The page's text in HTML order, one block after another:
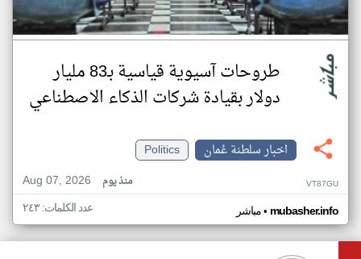
طروحات آسيوية قياسية بـ83 مليار
دولار بقيادة شركات الذكاء الاصطناعي
اخبار سلطنة عُمان
Politics
Aug 07, 2026
منذ يوم VT87GU
مباشر• mubasher.info عدد الكلمات: ٢٤٣